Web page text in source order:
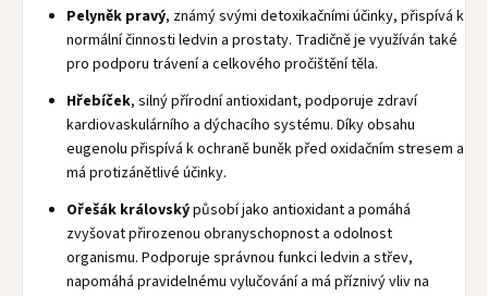
Pelyněk pravý, známý svými detoxikačními účinky, přispívá k
normální činnosti ledvin a prostaty. Tradičně je využíván také
pro podporu trávení a celkového pročištění těla.
Hřebíček, silný přírodní antioxidant, podporuje zdraví
kardiovaskulárního a dýchacího systému. Díky obsahu
eugenolu přispívá k ochraně buněk před oxidačním stresem a
má protizánětlivé účinky.
Ořešák královskýpůsobí jako antioxidant a pomáhá
zvyšovat přirozenou obranyschopnost a odolnost
organismu. Podporuje správnou funkci ledvin a střev,
napomáhá pravidelnému vylučování a má příznivý vliv na